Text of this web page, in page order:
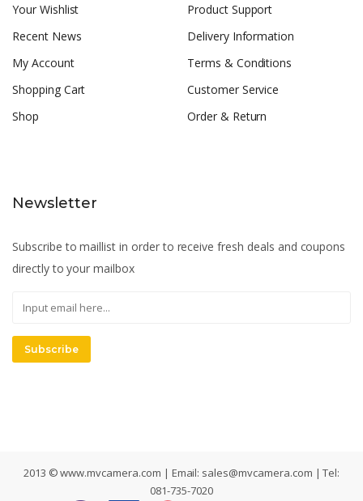
Your Wishlist
Recent News
My Account
Shopping Cart
Shop
Product Support
Delivery Information
Terms & Conditions
Customer Service
Order & Return
Newsletter
Subscribe to maillist in order to receive fresh deals and coupons
directly to your mailbox
Subscribe
2013 © www.mvcamera.com | Email: sales@mvcamera.com | Tel:
081-735-7020